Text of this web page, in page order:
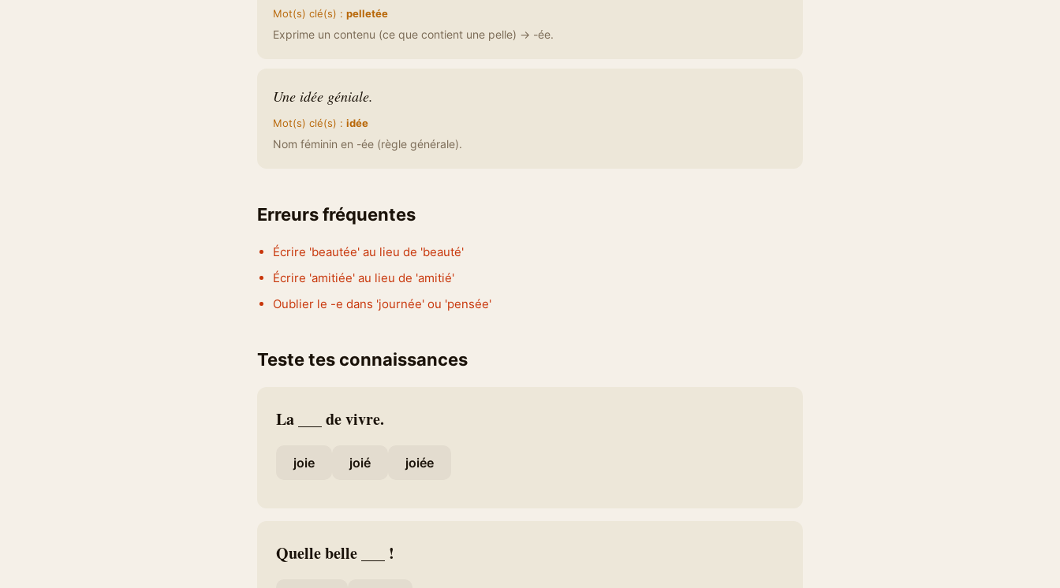
Mot(s) clé(s) : pelletée
Exprime un contenu (ce que contient une pelle) → -ée.
Une idée géniale.
Mot(s) clé(s) : idée
Nom féminin en -ée (règle générale).
Erreurs fréquentes
Écrire 'beautée' au lieu de 'beauté'
Écrire 'amitiée' au lieu de 'amitié'
Oublier le -e dans 'journée' ou 'pensée'
Teste tes connaissances
La ___ de vivre.
joie joié joiée
Quelle belle ___ !